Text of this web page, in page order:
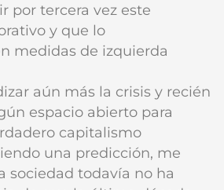
por tercera vez este
y que lo
medidas de izquierda
aún más la crisis y recién
espacio abierto para
capitalismo
una predicción, me
sociedad todavía no ha